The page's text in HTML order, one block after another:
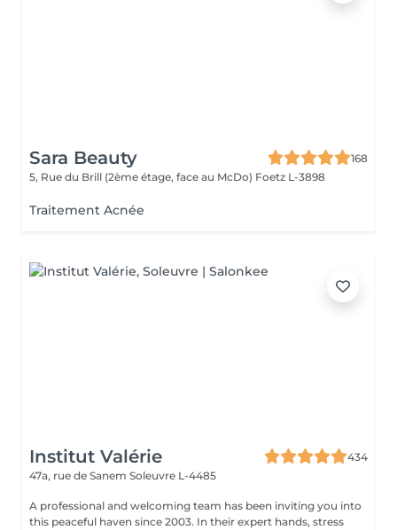
Sara Beauty
168
5, Rue du Brill (2ème étage, face au McDo) Foetz L-3898
Traitement Acnée
Institut Valérie
434
47a, rue de Sanem Soleuvre L-4485
A professional and welcoming team has been inviting you into
this peaceful haven since 2003. In their expert hands, stress